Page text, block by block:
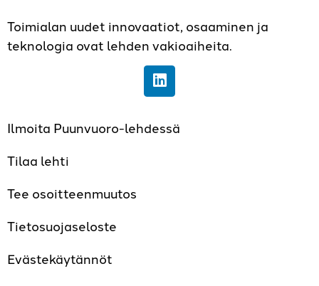
Toimialan uudet innovaatiot, osaaminen ja
teknologia ovat lehden vakioaiheita.
Ilmoita Puunvuoro-lehdessä
Tilaa lehti
Tee osoitteenmuutos
Tietosuojaseloste
Evästekäytännöt